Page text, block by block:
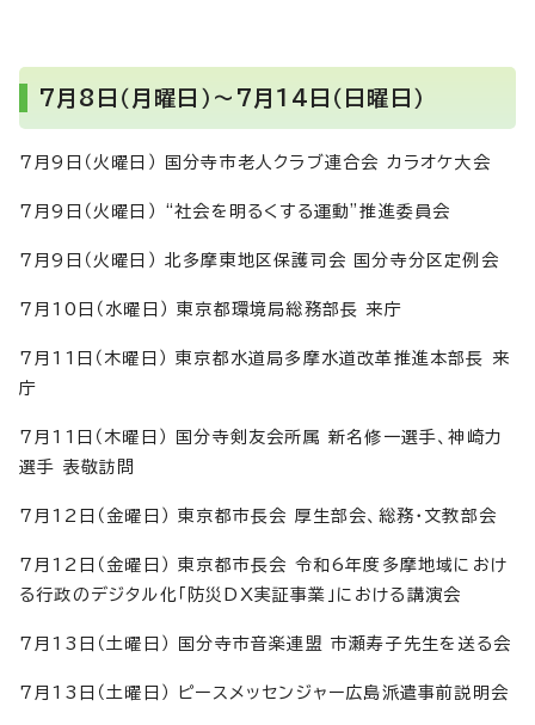
7月8日（月曜日）～7月14日（日曜日）
7月9日（火曜日） 国分寺市老人クラブ連合会 カラオケ大会
7月9日（火曜日） “社会を明るくする運動”推進委員会
7月9日（火曜日） 北多摩東地区保護司会 国分寺分区定例会
7月10日（水曜日） 東京都環境局総務部長 来庁
7月11日（木曜日） 東京都水道局多摩水道改革推進本部長 来
庁
7月11日（木曜日） 国分寺剣友会所属 新名修一選手、神崎力
選手 表敬訪問
7月12日（金曜日） 東京都市長会 厚生部会、総務・文教部会
7月12日（金曜日） 東京都市長会 令和6年度多摩地域におけ
る行政のデジタル化「防災DX実証事業」における講演会
7月13日（土曜日） 国分寺市音楽連盟 市瀬寿子先生を送る会
7月13日（土曜日） ピースメッセンジャー広島派遣事前説明会